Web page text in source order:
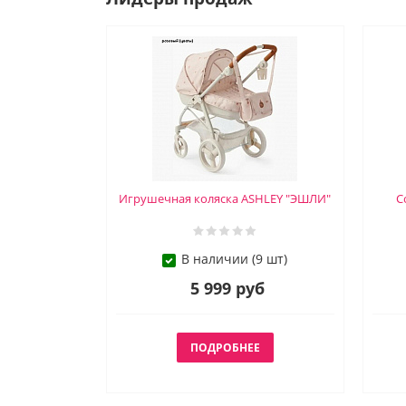
Игрушечная коляска ASHLEY "ЭШЛИ"
В наличии (9 шт)
5 999 руб
ПОДРОБНЕЕ